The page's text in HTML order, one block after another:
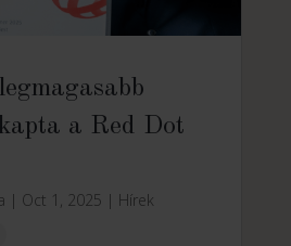
a Red Dot
| Oct 1, 2025 | Hírek